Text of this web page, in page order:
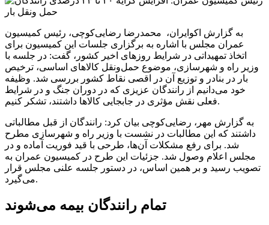
به گزارش اکوایران، محمدرضا رضایی‌کوچی، رئیس کمیسیون
عمران مجلس با اشاره به برگزاری جلسات این کمیسیون برای
اتخاذ تمهیداتی در شرایط روزهای اخیر کشور، گفت: در جلسه با
وزیر راه و شهرسازی، موضوع حمل‌ونقل کالاهای اساسی، ترخیص
بار در بنادر و توزیع آن در اقصی نقاط کشور بررسی شد. وظیفه
خود می‌دانیم از رانندگان عزیزی که در دوران جنگ و در شرایط
فعلی نقش مؤثری در جابجایی کالاها داشتند، تشکر کنیم.
به گزارش مهر، رضایی‌کوچی بیان کرد: رانندگان از قبل مطالباتی
داشتند که این مطالبات در نشست با وزیر راه و شهرسازی مطرح
شد. برای رفع مشکلات آن‌ها، طرحی با قید فوریت آماده و در
مجلس اعلام وصول شد. جزئیات این طرح در کمیسیون عمران به
تصویب رسید و بر همین اساس، در دستور جلسه علنی مجلس قرار
می‌گیرد.
تمام رانندگان بیمه می‌شوند